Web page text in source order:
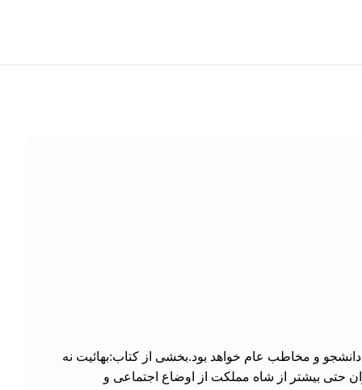
و مخاطب عام خواهد بود.بخشی از کتاب:بهائیت نه
حتی بیشتر از شاه مملکت از اوضاع اجتماعی و